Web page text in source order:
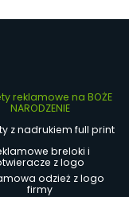
reklamowe na BOŻE
NARODZENIE
z nadrukiem full print
breloki i
z logo
odzież z logo
firmy